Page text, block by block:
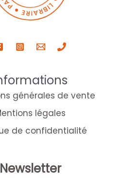
générales de vente
légales
de confidentialité
Newsletter